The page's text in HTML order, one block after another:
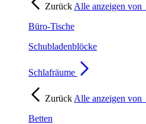
Zurück Alle anzeigen von
Büro-Tische
Schubladenblöcke
Schlafräume
Zurück Alle anzeigen von
Betten